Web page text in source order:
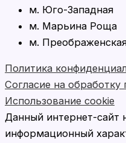
м. Юго-Западная
м. Марьина Роща
м.
Политика
Согласие на
Использование cookie
Данный интернет-сайт
информационный